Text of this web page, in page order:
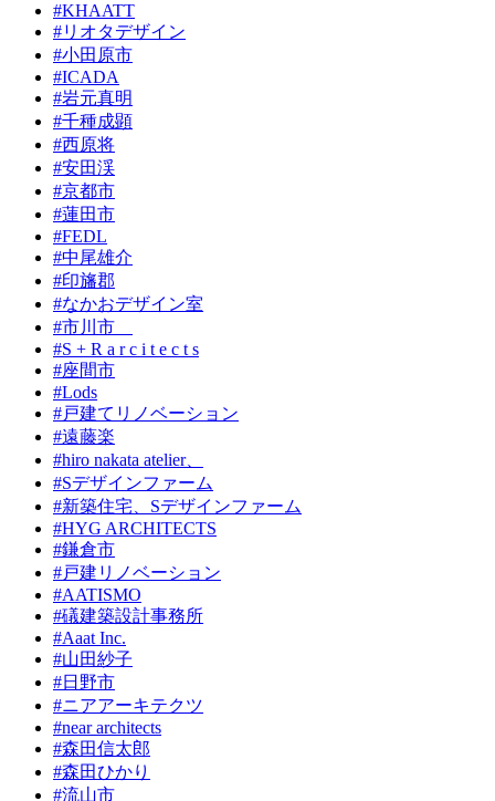
#KHAATT
#リオタデザイン
#小田原市
#ICADA
#岩元真明
#千種成顕
#西原将
#安田渓
#京都市
#蓮田市
#FEDL
#中尾雄介
#印旛郡
#なかおデザイン室
#市川市
#S + R a r c i t e c t s
#座間市
#Lods
#戸建てリノベーション
#遠藤楽
#hiro nakata atelier、
#Sデザインファーム
#新築住宅、Sデザインファーム
#HYG ARCHITECTS
#鎌倉市
#戸建リノベーション
#AATISMO
#礒建築設計事務所
#Aaat Inc.
#山田紗子
#日野市
#ニアアーキテクツ
#near architects
#森田信太郎
#森田ひかり
#流山市